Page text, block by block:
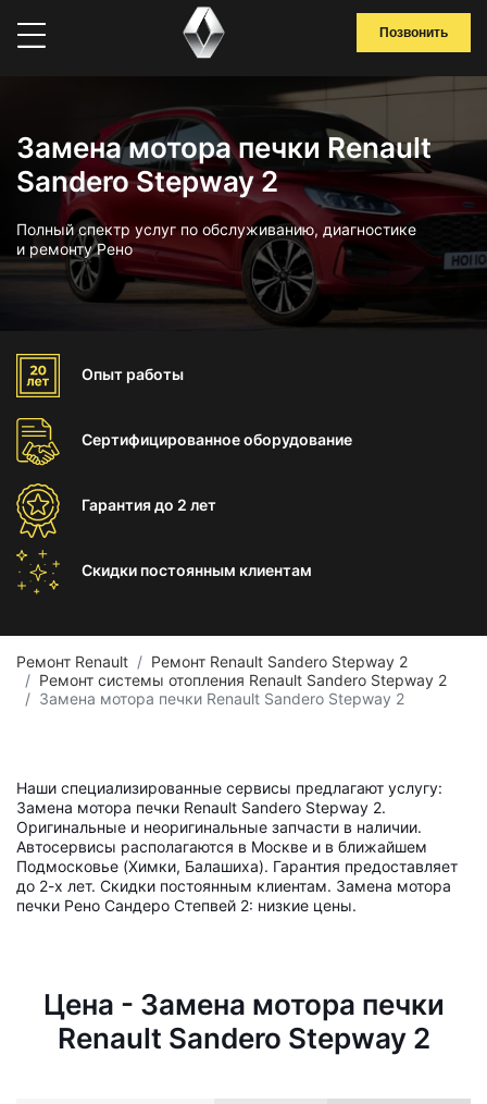
Позвонить
Замена мотора печки Renault
Sandero Stepway 2
Полный спектр услуг по обслуживанию, диагностике
и ремонту Рено
Опыт работы
Сертифицированноеоборудование
Гарантиядо 2 лет
Скидки постоянным клиентам
Ремонт Renault
Ремонт Renault Sandero Stepway 2
Ремонт системы отопления Renault Sandero Stepway 2
Замена мотора печки Renault Sandero Stepway 2
Наши специализированные сервисы предлагают услугу:
Замена мотора печки Renault Sandero Stepway 2.
Оригинальные и неоригинальные запчасти в наличии.
Автосервисы располагаются в Москве и в ближайшем
Подмосковье (Химки, Балашиха). Гарантия предоставляет
до 2-х лет. Скидки постоянным клиентам. Замена мотора
печки Рено Сандеро Степвей 2: низкие цены.
Цена - Замена мотора печки
Renault Sandero Stepway 2